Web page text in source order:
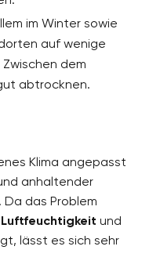
im Winter sowie
auf wenige
dem
abtrocknen.
Klima angepasst
anhaltender
das Problem
und
lässt es sich sehr